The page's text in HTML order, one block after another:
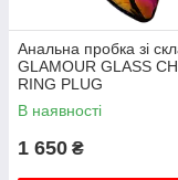
Анальна пробка зі
GLAMOUR GLASS
RING PLUG
В наявності
1 650 ₴